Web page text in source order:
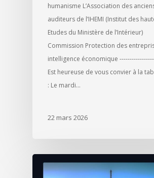
humanisme L’Association des
auditeurs de l’IHEMI (Institut des
Etudes du Ministère de l’Intérieur)
Commission Protection des
intelligence économique
Est heureuse de vous convier à la
: Le mardi…
22 mars 2026